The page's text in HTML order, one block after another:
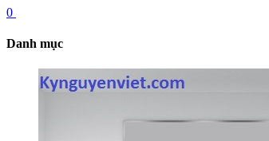
0
Danh mục